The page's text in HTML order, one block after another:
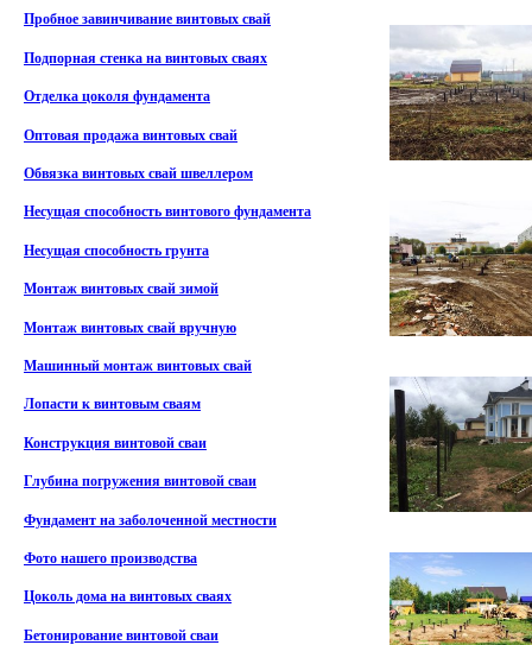
Пробное завинчивание винтовых свай
Подпорная стенка на винтовых сваях
Отделка цоколя фундамента
Оптовая продажа винтовых свай
Обвязка винтовых свай швеллером
Несущая способность винтового фундамента
Несущая способность грунта
Монтаж винтовых свай зимой
Монтаж винтовых свай вручную
Машинный монтаж винтовых свай
Лопасти к винтовым сваям
Конструкция винтовой сваи
Глубина погружения винтовой сваи
Фундамент на заболоченной местности
Фото нашего производства
Цоколь дома на винтовых сваях
Бетонирование винтовой сваи